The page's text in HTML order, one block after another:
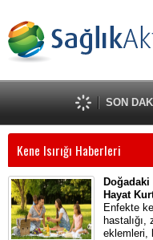
SON
Kene Isırığı Haberleri
Doğadaki
Hayat
Enfekte
eklemleri,